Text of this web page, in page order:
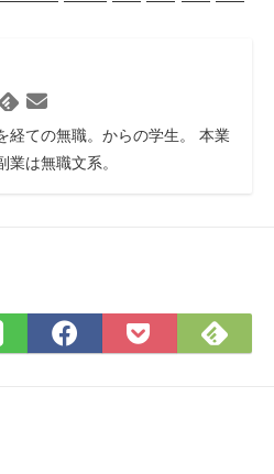
Feedlyお
合
ム
経ての無職。からの学生。 本業
業は無職文系。
LINE
で
Facebook
で
Pocket
に
で